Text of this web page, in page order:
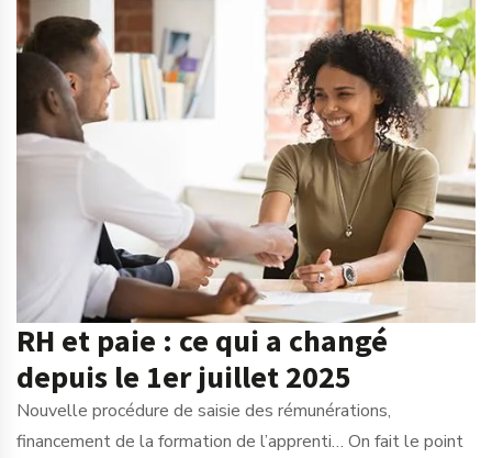
RH et paie : ce qui a changé
depuis le 1er juillet 2025
Nouvelle procédure de saisie des rémunérations,
financement de la formation de l’apprenti… On fait le point